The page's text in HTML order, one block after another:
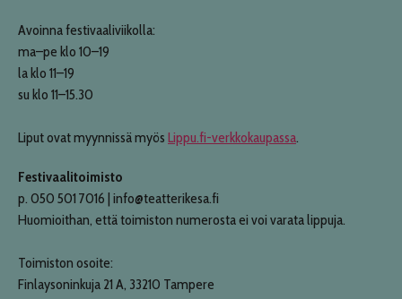
Avoinna festivaaliviikolla:
ma–pe klo 10–19
la klo 11–19
su klo 11–15.30
Liput ovat myynnissä myös Lippu.fi-verkkokaupassa.
Festivaalitoimisto
p. 050 501 7016 | info@teatterikesa.fi
Huomioithan, että toimiston numerosta ei voi varata lippuja.
Toimiston osoite:
Finlaysoninkuja 21 A, 33210 Tampere